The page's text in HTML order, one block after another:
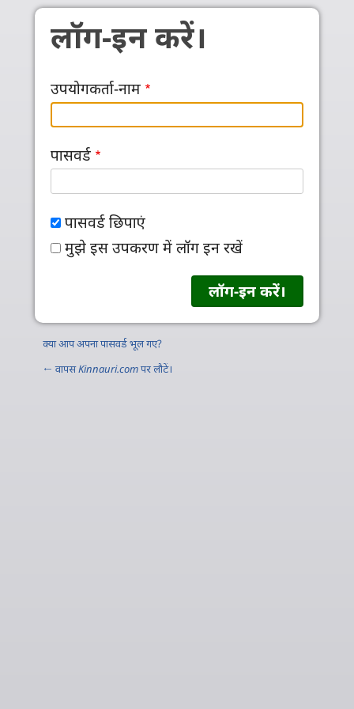
Skip to main content
लॉग-इन करें।
उपयोगकर्ता-नाम
पासवर्ड
पासवर्ड छिपाएं
मुझे इस उपकरण में लॉग इन रखें
क्या आप अपना पासवर्ड भूल गए?
← वापसKinnauri.comपर लौटें।